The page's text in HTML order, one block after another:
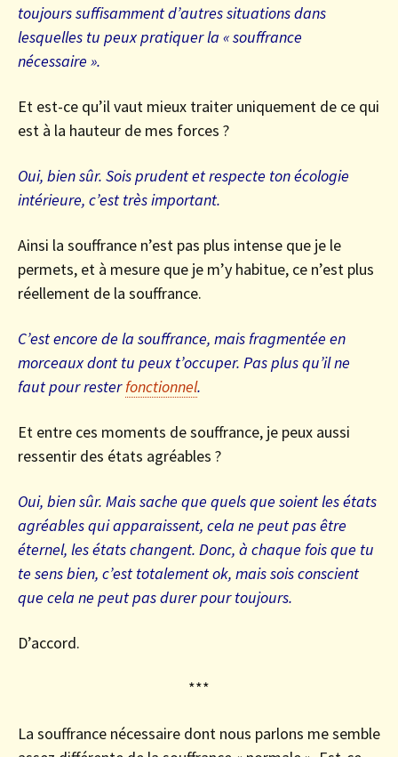
toujours suffisamment d’autres situations dans
lesquelles tu peux pratiquer la « souffrance
nécessaire ».
Et est-ce qu’il vaut mieux traiter uniquement de ce qui
est à la hauteur de mes forces ?
Oui, bien sûr. Sois prudent et respecte ton écologie
intérieure, c’est très important.
Ainsi la souffrance n’est pas plus intense que je le
permets, et à mesure que je m’y habitue, ce n’est plus
réellement de la souffrance.
C’est encore de la souffrance, mais fragmentée en
morceaux dont tu peux t’occuper. Pas plus qu’il ne
faut pour resterfonctionnel.
Et entre ces moments de souffrance, je peux aussi
ressentir des états agréables ?
Oui, bien sûr. Mais sache que quels que soient les états
agréables qui apparaissent, cela ne peut pas être
éternel, les états changent. Donc, à chaque fois que tu
te sens bien, c’est totalement ok, mais sois conscient
que cela ne peut pas durer pour toujours.
D’accord.
***
La souffrance nécessaire dont nous parlons me semble